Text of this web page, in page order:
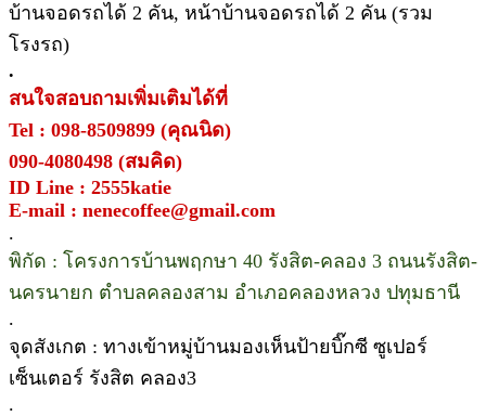
บ้านจอดรถได้ 2 คัน, หน้าบ้านจอดรถได้ 2 คัน (รวม
โรงรถ)
.
สนใจสอบถามเพิ่มเติมได้ที่
Tel : 098-8509899 (คุณนิด)
090-4080498 (สมคิด)
ID Line : 2555katie
E-mail : nenecoffee@gmail.com
.
พิกัด : โครงการบ้านพฤกษา 40 รังสิต-คลอง 3 ถนนรังสิต-
นครนายก ตำบลคลองสาม อำเภอคลองหลวง ปทุมธานี
.
จุดสังเกต : ทางเข้าหมู่บ้านมองเห็นป้ายบิ๊กซี ซูเปอร์
เซ็นเตอร์ รังสิต คลอง3
.